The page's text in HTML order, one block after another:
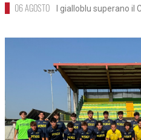
06 AGOSTO I gialloblu superano il